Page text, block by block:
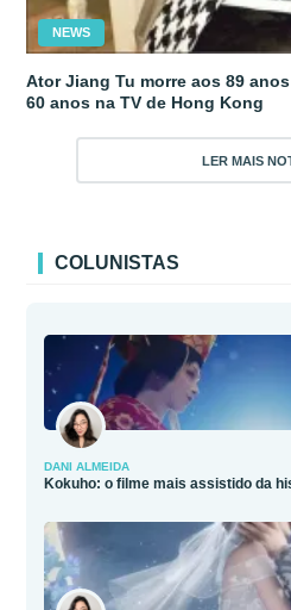
NEWS
Ator Jiang Tu morre aos 89
60 anos na TV de Hong Kong
LER MAIS
COLUNISTAS
DANI ALMEIDA
Kokuho: o filme mais assistido da